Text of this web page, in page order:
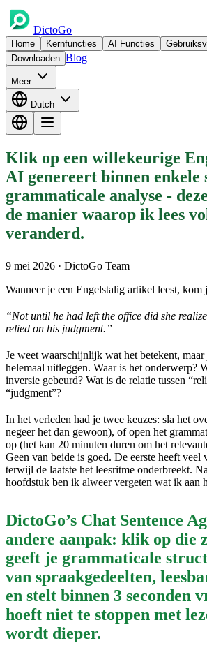
DictoGo
Home Kernfuncties AI Functies
Downloaden Blog
Meer
Dutch
Klik op een willekeurige
AI genereert binnen enkele
grammaticale analyse -
de manier waarop ik lees
veranderd.
9 mei 2026 · DictoGo Team
Wanneer je een Engelstalig artikel leest, kom
“Not until he had left the office did she
relied on his judgment.”
Je weet waarschijnlijk wat het betekent,
helemaal uitleggen. Waar is het onderwerp?
inversie gebeurd? Wat is de relatie tussen
“judgment”?
In het verleden had je twee keuzes: sla het
negeer het dan gewoon), of open het
op (het kan 20 minuten duren om het
Geen van beide is goed. De eerste heeft veel
terwijl de laatste het leesritme onderbreekt.
hoofdstuk ben ik alweer vergeten wat ik aan
DictoGo’s Chat Sentence
andere aanpak: klik op die
geeft je grammaticale
van spraakgedeelten,
en stelt binnen 3 seconden
hoeft niet te stoppen met
wordt dieper.